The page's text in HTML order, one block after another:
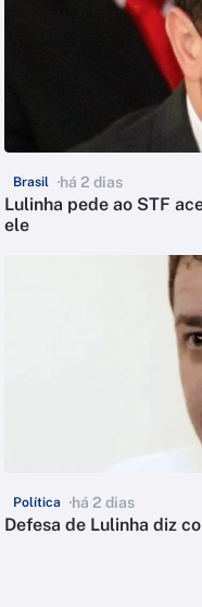
Brasil há 2 dias
Lulinha pede ao STF
ele
Política há 2 dias
Defesa de Lulinha diz